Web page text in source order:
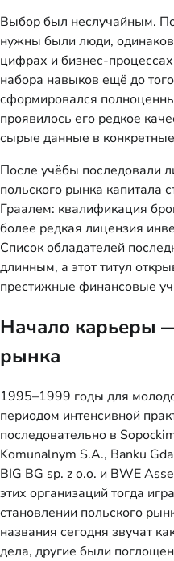
Выбор был неслучайным.
нужны были люди,
цифрах и бизнес-
набора навыков ещё до
сформировался
проявилось его редкое
сырые данные в
После учёбы последовали
польского рынка капитала
Граалем: квалификация
более редкая лицензия
Список обладателей
длинным, а этот титул
престижные финансовые
Начало карьеры
рынка
1995–1999 годы для
периодом интенсивной
последовательно в
Komunalnym S.A., Banku
BIG BG sp. z o.o. и BWE
этих организаций тогда
становлении польского
названия сегодня звучат
дела, другие были